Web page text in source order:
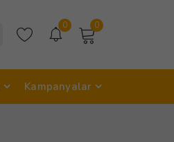
0
0
Kampanyalar